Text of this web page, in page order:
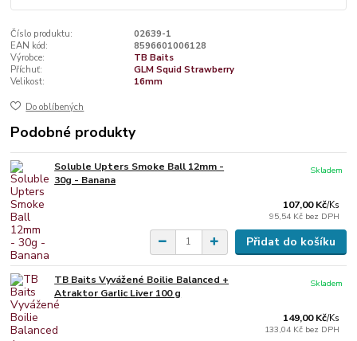
Číslo produktu:
02639-1
EAN kód:
8596601006128
Výrobce:
TB Baits
Příchuť:
GLM Squid Strawberry
Velikost:
16mm
Do oblíbených
Podobné produkty
Soluble Upters Smoke Ball 12mm -
30g - Banana
107,00 Kč/Ks
95,54 Kč bez DPH
Skladem
Přidat do košíku
TB Baits Vyvážené Boilie Balanced +
Atraktor Garlic Liver 100 g
149,00 Kč/Ks
133,04 Kč bez DPH
Skladem